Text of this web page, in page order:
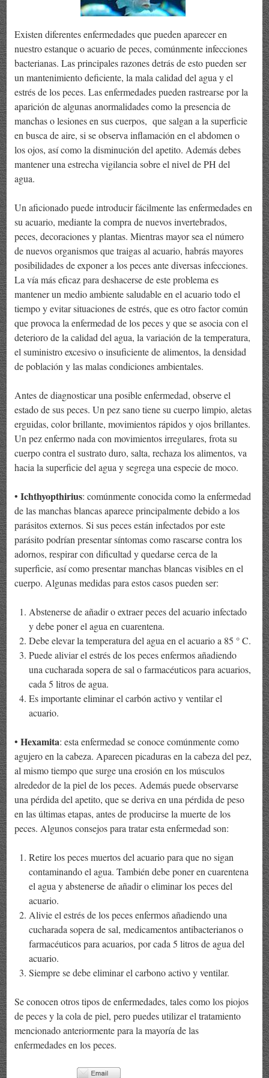
Existen diferentes enfermedades que pueden aparecer en
nuestro estanque o acuario de peces, comúnmente infecciones
bacterianas. Las principales razones detrás de esto pueden ser
un mantenimiento deficiente, la mala calidad del agua y el
estrés de los peces. Las enfermedades pueden rastrearse por la
aparición de algunas anormalidades como la presencia de
manchas o lesiones en sus cuerpos, que salgan a la superficie
en busca de aire, si se observa inflamación en el abdomen o
los ojos, así como la disminución del apetito. Además debes
mantener una estrecha vigilancia sobre el nivel de PH del
agua.
Un aficionado puede introducir fácilmente las enfermedades en
su acuario, mediante la compra de nuevos invertebrados,
peces, decoraciones y plantas. Mientras mayor sea el número
de nuevos organismos que traigas al acuario, habrás mayores
posibilidades de exponer a los peces ante diversas infecciones.
La vía más eficaz para deshacerse de este problema es
mantener un medio ambiente saludable en el acuario todo el
tiempo y evitar situaciones de estrés, que es otro factor común
que provoca la enfermedad de los peces y que se asocia con el
deterioro de la calidad del agua, la variación de la temperatura,
el suministro excesivo o insuficiente de alimentos, la densidad
de población y las malas condiciones ambientales.
Antes de diagnosticar una posible enfermedad, observe el
estado de sus peces. Un pez sano tiene su cuerpo limpio, aletas
erguidas, color brillante, movimientos rápidos y ojos brillantes.
Un pez enfermo nada con movimientos irregulares, frota su
cuerpo contra el sustrato duro, salta, rechaza los alimentos, va
hacia la superficie del agua y segrega una especie de moco.
• Ichthyopthirius: comúnmente conocida como la enfermedad
de las manchas blancas aparece principalmente debido a los
parásitos externos. Si sus peces están infectados por este
parásito podrían presentar síntomas como rascarse contra los
adornos, respirar con dificultad y quedarse cerca de la
superficie, así como presentar manchas blancas visibles en el
cuerpo. Algunas medidas para estos casos pueden ser:
Abstenerse de añadir o extraer peces del acuario infectado
y debe poner el agua en cuarentena.
Debe elevar la temperatura del agua en el acuario a 85 ° C.
Puede aliviar el estrés de los peces enfermos añadiendo
una cucharada sopera de sal o farmacéuticos para acuarios,
cada 5 litros de agua.
Es importante eliminar el carbón activo y ventilar el
acuario.
• Hexamita: esta enfermedad se conoce comúnmente como
agujero en la cabeza. Aparecen picaduras en la cabeza del pez,
al mismo tiempo que surge una erosión en los músculos
alrededor de la piel de los peces. Además puede observarse
una pérdida del apetito, que se deriva en una pérdida de peso
en las últimas etapas, antes de producirse la muerte de los
peces. Algunos consejos para tratar esta enfermedad son:
Retire los peces muertos del acuario para que no sigan
contaminando el agua. También debe poner en cuarentena
el agua y abstenerse de añadir o eliminar los peces del
acuario.
Alivie el estrés de los peces enfermos añadiendo una
cucharada sopera de sal, medicamentos antibacterianos o
farmacéuticos para acuarios, por cada 5 litros de agua del
acuario.
Siempre se debe eliminar el carbono activo y ventilar.
Se conocen otros tipos de enfermedades, tales como los piojos
de peces y la cola de piel, pero puedes utilizar el tratamiento
mencionado anteriormente para la mayoría de las
enfermedades en los peces.